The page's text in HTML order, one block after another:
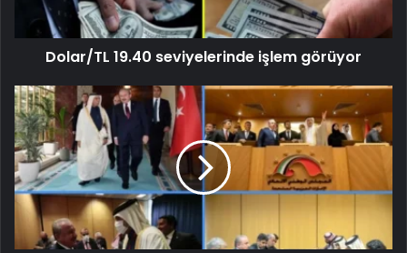
Dolar/TL 19.40 seviyelerinde işlem görüyor